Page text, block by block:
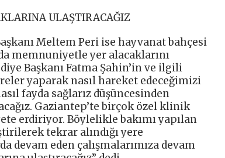
ULAŞTIRACAĞIZ
Meltem Peri ise hayvanat bahçesi
memnuniyetle yer alacaklarını
Başkanı Fatma Şahin’in ve ilgili
yaparak nasıl hareket edeceğimizi
fayda sağlarız düşüncesinden
Gaziantep’te birçok özel klinik
erdiriyor. Böylelikle bakımı yapılan
tekrar alındığı yere
devam eden çalışmalarımıza devam